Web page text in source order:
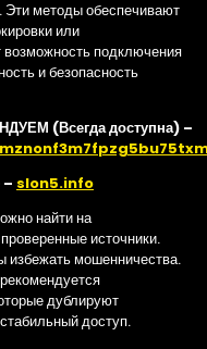
. Эти методы обеспечивают
или
возможность подключения
и безопасность
(Всегда доступна) –
– slon5.info
найти на
источники.
избежать мошенничества.
дублируют
доступ.